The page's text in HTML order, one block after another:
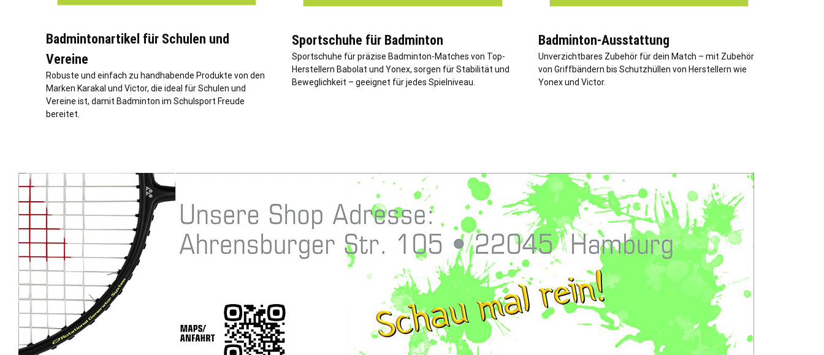
Badmintonartikel für Schulen und
Vereine
Robuste und einfach zu handhabende Produkte von den
Marken Karakal und Victor, die ideal für Schulen und
Vereine ist, damit Badminton im Schulsport Freude
bereitet.
Sportschuhe für Badminton
Sportschuhe für präzise Badminton-Matches von Top-
Herstellern Babolat und Yonex, sorgen für Stabilität und
Beweglichkeit – geeignet für jedes Spielniveau.
Badminton-Ausstattung
Unverzichtbares Zubehör für dein Match – mit Zubehör
von Griffbändern bis Schutzhüllen von Herstellern wie
Yonex und Victor.